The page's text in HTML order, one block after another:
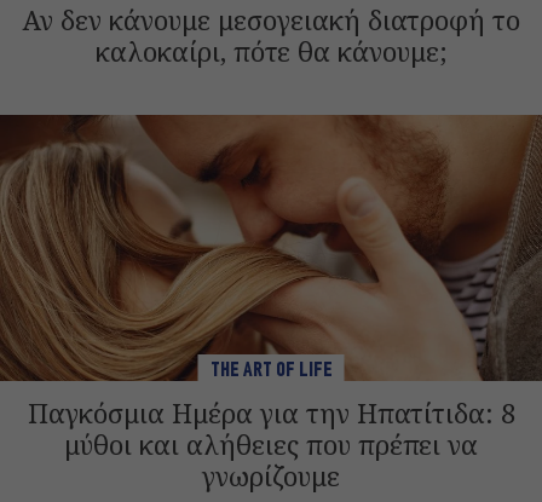
Αν δεν κάνουμε μεσογειακή διατροφή το
καλοκαίρι, πότε θα κάνουμε;
THE ART OF LIFE
Παγκόσμια Ημέρα για την Ηπατίτιδα: 8
μύθοι και αλήθειες που πρέπει να
γνωρίζουμε